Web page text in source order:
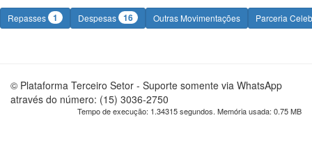
Repasses 1 Despesas 16 Outras Movimentações Parceria
© Plataforma Terceiro Setor - Suporte somente via WhatsApp
através do número: (15) 3036-2750
Tempo de execução: 1.34315 segundos. Memória usada: 0.75 MB